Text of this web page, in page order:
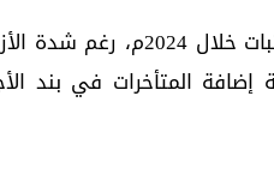
ومقابل انخفاض بند الإعانات، كان لافتاً ارتفاع نفقات الأجور والمرتبات خلال
"نتيجة إضافة المتأخرات في بند